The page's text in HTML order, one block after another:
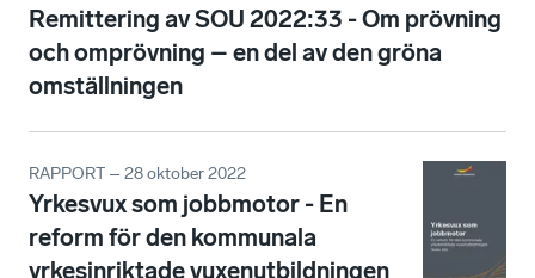
Remittering av SOU 2022:33 - Om prövning
och omprövning – en del av den gröna
omställningen
RAPPORT – 28 oktober 2022
Yrkesvux som jobbmotor - En
reform för den kommunala
yrkesinriktade vuxenutbildningen